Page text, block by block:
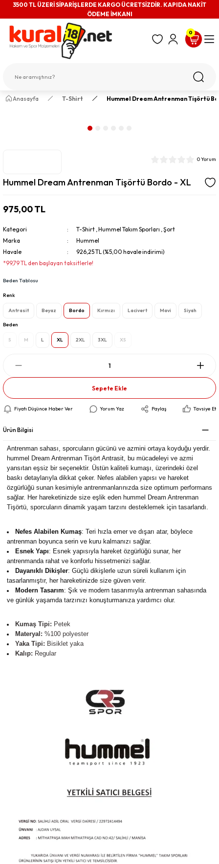
3500 TL ÜZERİ SİPARİŞLERDE KARGO ÜCRETSİZDİR. KAPIDA NAKİT
ÖDEME İMKANI
0
Anasayfa T-Shirt Hummel Dream Antrenman Tişörtü
0 Yorum
Hummel Dream Antrenman Tişörtü Bordo - XL
975,00 TL
Kategori T-Shirt ,Hummel Takım Sporları ,Şort
Marka
Hummel
Havale
926,25 TL (%5,00 havale indirimi)
*99,79 TL den başlayan taksitlerle!
Beden Tablosu
Renk
Antrasit Beyaz Bordo Kırmızı Lacivert Mavi Siyah
Beden
S M L XL 2XL 3XL XS
Sepete Ekle
Fiyatı Düşünce Haber Ver Yorum Yaz Paylaş Tavsiye Et
Ürün Bilgisi
Antrenman sahası, sporcuların gücünü ve azmini ortaya koyduğu yerdir.
hummel Dream Antrenman Tişört Antrasit, bu mücadeleyi ve azmi
yansıtan eşsiz bir seçenektir. Üstün kaliteli kumaşı, üzerindeki özel
baskı detaylarıyla dikkat çeker. Nefes alabilen yapısı ve hareket
özgürlüğü sunan kesimiyle antrenmanlarınızda size optimum performans
sağlar. Her hareketinizde size eşlik eden hummel Dream Antrenman
Tişörtü, sporcuların dinamik yaşam tarzını desteklemek için tasarlandı.
Nefes Alabilen Kumaş: Teri hızla emer ve dışarı atar, böylece
antrenman boyunca serin ve kuru kalmanızı sağlar.
Esnek Yapı: Esnek yapısıyla hareket özgürlüğü sunar, her
antrenmanda rahat ve konforlu hissetmenizi sağlar.
Dayanıklı Dikişler: Güçlü dikişlerle uzun süreli kullanım için
tasarlanmıştır, her hareketinizde size güven verir.
Modern Tasarım: Şık ve modern tasarımıyla antrenman sahasında
ve günlük yaşamda tarzınızı konuşturmanıza yardımcı olur.
Kumaş Tipi: Petek
Materyal: %100 polyester
Yaka Tipi: Bisiklet yaka
Kalıp: Regular